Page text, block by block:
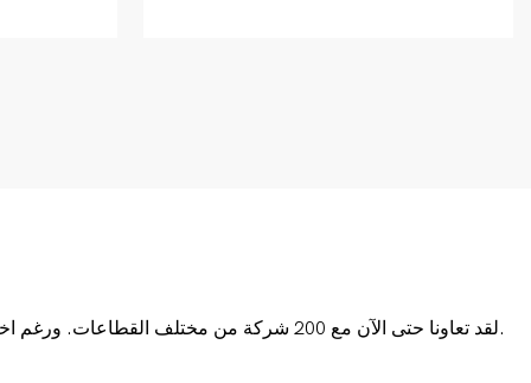
لقد تعاونا حتى الآن مع 200 شركة من مختلف القطاعات. ورغم اختلاف هذه الشركات من حيث القطاع والبلد، إلا أنها اختارت العمل معنا لنفس السبب: تقديم منتجات وخدمات عالية الجودة بأسعار تنافسية.